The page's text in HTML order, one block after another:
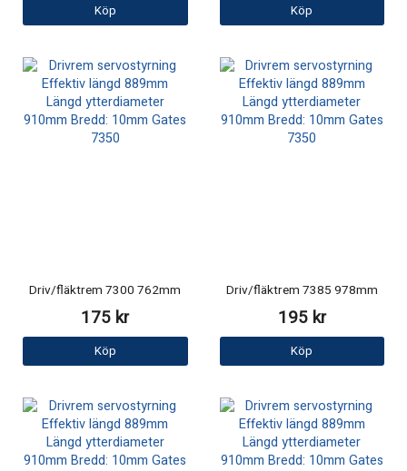
Köp Köp
Driv/fläktrem 7300 762mm
175 kr
Köp
Driv/fläktrem 7385 978mm
195 kr
Köp